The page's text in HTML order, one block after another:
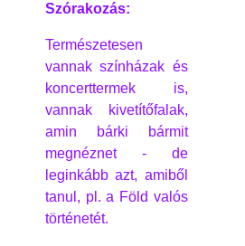
Szórakozás:
Természetesen
vannak színházak és
koncerttermek is,
vannak kivetítőfalak,
amin bárki bármit
megnéznet - de
leginkább azt, amiből
tanul, pl. a Föld valós
történetét.